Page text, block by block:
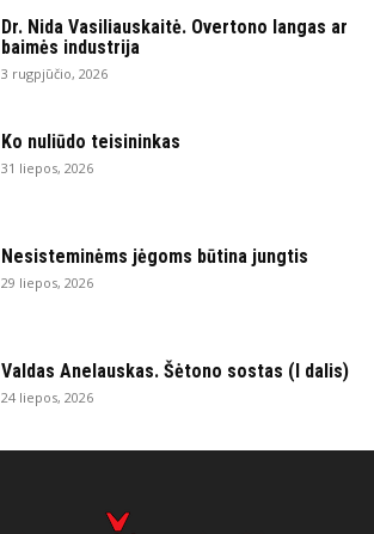
Dr. Nida Vasiliauskaitė. Overtono langas ar
baimės industrija
3 rugpjūčio, 2026
Ko nuliūdo teisininkas
31 liepos, 2026
Nesisteminėms jėgoms būtina jungtis
29 liepos, 2026
Valdas Anelauskas. Šėtono sostas (I dalis)
24 liepos, 2026